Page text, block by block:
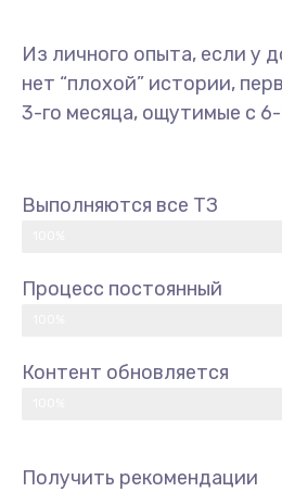
Из личного опыта, если у
нет “плохой” истории,
3-го месяца, ощутимые с 6-
Выполняются все ТЗ
Процесс постоянный
Контент обновляется
Получить рекомендации